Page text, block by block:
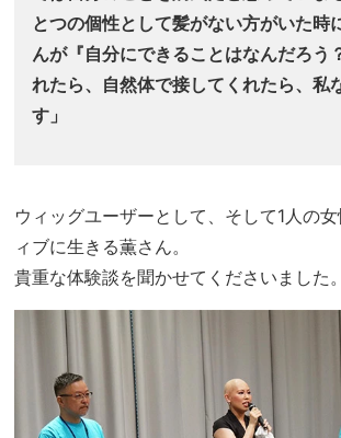
とつの個性として髪がない方がいた時
んが『自分にできることはなんだろう
れたら、自然体で接してくれたら、私
す」
ウィッグユーザーとして、そして1人の
ィブに生きる薫さん。
貴重な体験談を聞かせてくださいました。